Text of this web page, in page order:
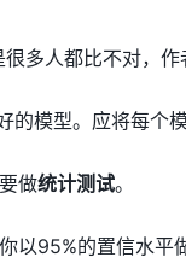
多人都比不对，
的模型。应将每个
做统计测试。
以95%的置信水